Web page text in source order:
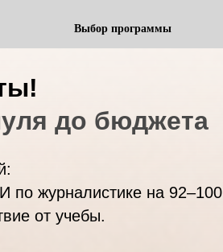
Выбор программы
до бюджета
журналистике на
от учебы.